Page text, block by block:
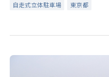
自走式立体駐車場 東京都